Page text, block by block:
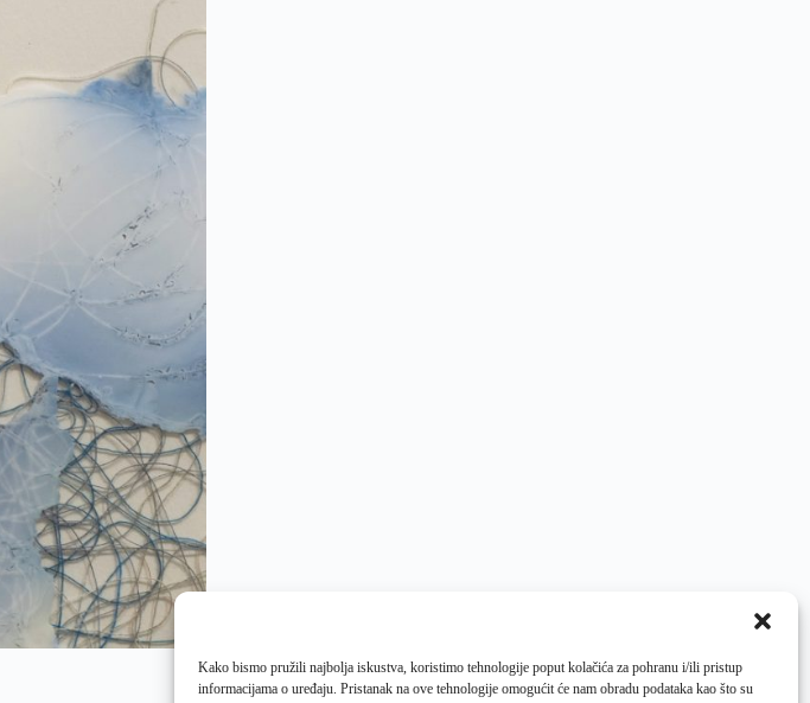
Kako bismo pružili najbolja iskustva, koristimo tehnologije poput kolačića za pohranu i/ili pristup
informacijama o uređaju. Pristanak na ove tehnologije omogućit će nam obradu podataka kao što su